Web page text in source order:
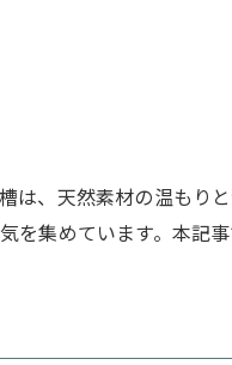
、天然素材の温もり
を集めています。本記